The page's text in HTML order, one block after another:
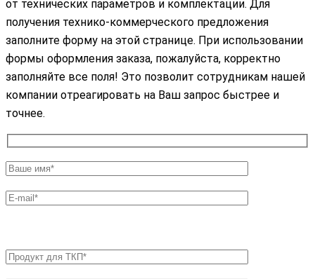
от технических параметров и комплектации. Для
получения технико-коммерческого предложения
заполните форму на этой странице. При использовании
формы оформления заказа, пожалуйста, корректно
заполняйте все поля! Это позволит сотрудникам нашей
компании отреагировать на Ваш запрос быстрее и
точнее.